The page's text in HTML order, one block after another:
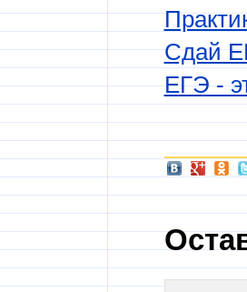
Сдай
ЕГЭ -